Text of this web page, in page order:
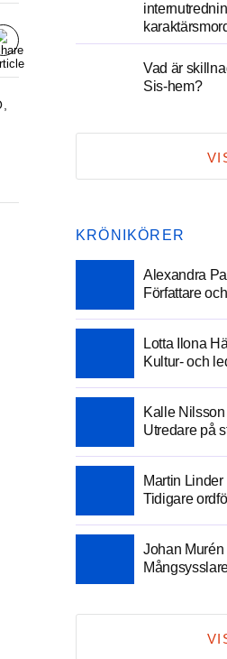
Vad är
Sis-hem?
KRÖNIKÖRER
Alexandra
Författare
Lotta Ilona
Kultur- och
Kalle Nilsson
Utredare på
Martin Linder
Tidigare
Johan Murén